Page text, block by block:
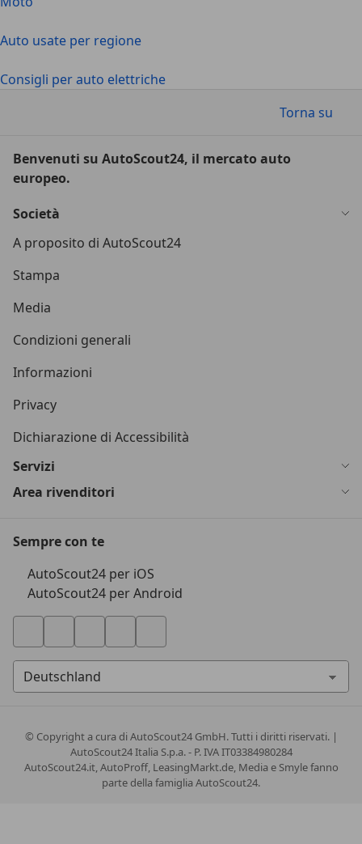
Auto usate per regione
Consigli per auto elettriche
Torna su
Benvenuti su AutoScout24, il mercato auto
europeo.
Società
A proposito di AutoScout24
Stampa
Media
Condizioni generali
Informazioni
Privacy
Dichiarazione di Accessibilità
Servizi
Area rivenditori
Sempre con te
AutoScout24 per iOS
AutoScout24 per Android
© Copyrighta cura di AutoScout24 GmbH. Tutti i diritti riservati. |
AutoScout24 Italia S.p.a. - P. IVA IT03384980284
AutoScout24.it, AutoProff, LeasingMarkt.de, Media e Smyle fanno
parte della famiglia AutoScout24.